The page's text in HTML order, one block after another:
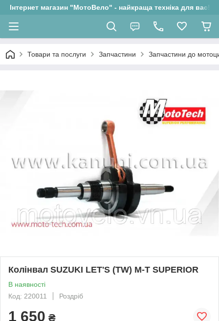
Інтернет магазин "МотоВело" - найкраща техніка для вас!
Товари та послуги Запчастини Запчастини до
Колінвал SUZUKI LET'S (TW) M-T SUPERIOR
В наявності
Код: 220011
Роздріб
1 650 ₴